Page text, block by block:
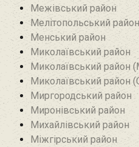
Межівський район
Мелітопольський район
Менський район
Миколаївський район
Миколаївський район
Миколаївський район
Миргородський район
Миронівський район
Михайлівський район‎
Міжгірський район